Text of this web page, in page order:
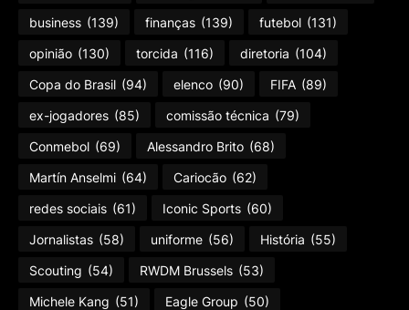
business (139) finanças (139) futebol (131)
opinião (130) torcida (116) diretoria (104)
Copa do Brasil (94) elenco (90) FIFA (89)
ex-jogadores (85) comissão técnica (79)
Conmebol (69) Alessandro Brito (68)
Martín Anselmi (64) Cariocão (62)
redes sociais (61) Iconic Sports (60)
Jornalistas (58) uniforme (56) História (55)
Scouting (54) RWDM Brussels (53)
Michele Kang (51) Eagle Group (50)